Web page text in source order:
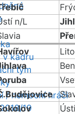
v kádru
tým
/ nemocní hráči
19
n/L